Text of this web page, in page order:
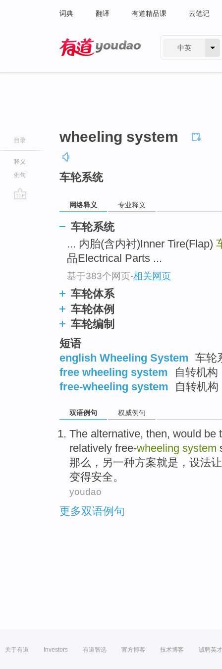
词典 翻译 有道精品课 云笔记
中英
目录
释义
例句
wheeling system
车轮系统
网络释义 专业释义
车轮系统
... 内胎(含内衬)Inner Tire(Flap)
品Electrical Parts ...
基于383个网页-相关网页
车轮体系
车轮体例
车轮编制
短语
english Wheeling System 车轮
free wheeling system
自转机构
free-wheeling system
自转机构
双语例句 权威例句
The alternative, then, would be
relatively free-wheeling system
那么 ， 另一种方案就是 ， 设法让
变得安全。
youdao
更多双语例句
关于有道 Investors 有道智选 官方博客 技术博客 诚聘英才